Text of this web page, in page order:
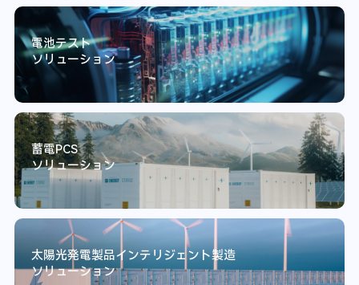
電池テスト
ソリューション
蓄電PCS
ソリューション
太陽光発電製品インテリジェント製造
ソリューション